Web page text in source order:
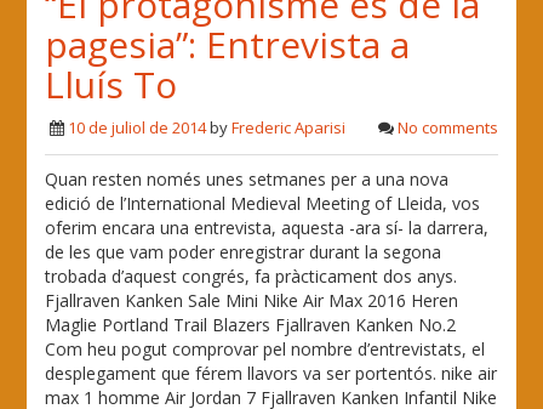
pagesia”: Entrevista a
Lluís To
10 de juliol de 2014byFrederic Aparisi No comments
Quan resten només unes setmanes per a una nova
edició de l’International Medieval Meeting of Lleida, vos
oferim encara una entrevista, aquesta -ara sí- la darrera,
de les que vam poder enregistrar durant la segona
trobada d’aquest congrés, fa pràcticament dos anys.
Fjallraven Kanken Sale Mini Nike Air Max 2016 Heren
Maglie Portland Trail Blazers Fjallraven Kanken No.2
Com heu pogut comprovar pel nombre d’entrevistats, el
desplegament que férem llavors va ser portentós. nike air
max 1 homme Air Jordan 7 Fjallraven Kanken Infantil Nike